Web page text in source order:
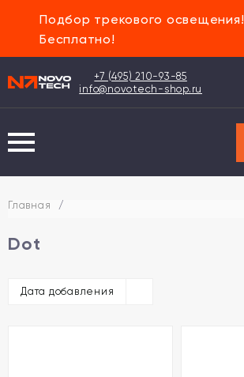
Подбор трекового освещения!
Бесплатно!
+7 (495) 210-93-85
info@novotech-shop.ru
Главная /
Dot
Дата добавления